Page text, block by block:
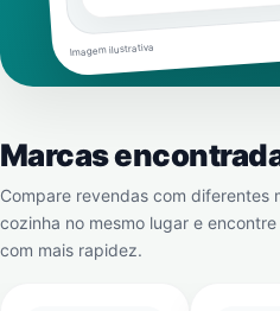
Imagem ilustrativa
Marcas
Compare revendas com diferentes
cozinha no mesmo lugar e encontre
com mais rapidez.